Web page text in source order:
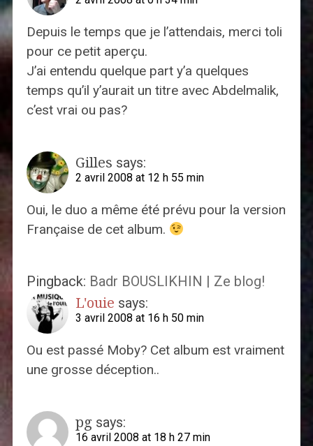
Depuis le temps que je l’attendais, merci toli
pour ce petit aperçu.
J’ai entendu quelque part y’a quelques
temps qu’il y’aurait un titre avec Abdelmalik,
c’est vrai ou pas?
Gilles says:
2 avril 2008 at 12 h 55 min
Oui, le duo a même été prévu pour la version
Française de cet album.
Pingback: Badr BOUSLIKHIN | Ze blog!
L'ouie says:
3 avril 2008 at 16 h 50 min
Ou est passé Moby? Cet album est vraiment
une grosse déception..
pg says:
16 avril 2008 at 18 h 27 min